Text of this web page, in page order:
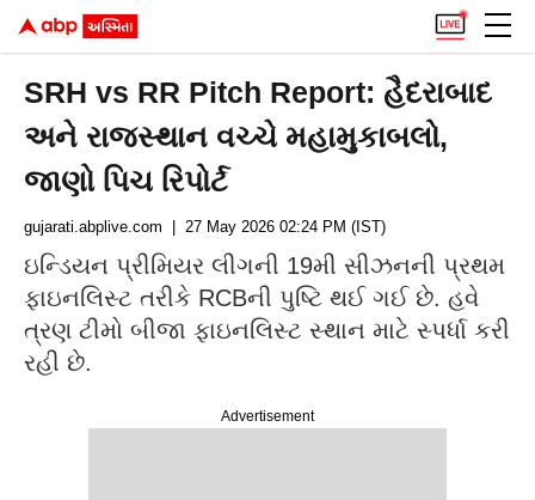
SRH vs RR Pitch Report: હૈદરાબાદ
અને રાજસ્થાન વચ્ચે મહામુકાબલો,
જાણો પિચ રિપોર્ટ
Advertisement
gujarati.abplive.com | 27 May 2026 02:24 PM (IST)
ઇન્ડિયન પ્રીમિયર લીગની 19મી સીઝનની પ્રથમ
ફાઇનલિસ્ટ તરીકે RCBની પુષ્ટિ થઈ ગઈ છે. હવે
ત્રણ ટીમો બીજા ફાઇનલિસ્ટ સ્થાન માટે સ્પર્ધા કરી
રહી છે.